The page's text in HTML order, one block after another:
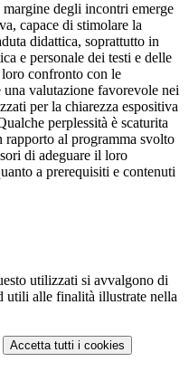
degli incontri emerge
capace di stimolare la
didattica, soprattutto in
e personale dei testi e delle
confronto con le
valutazione favorevole nei
per la chiarezza espositiva
perplessità è scaturita
rapporto al programma svolto
di adeguare il loro
a prerequisiti e contenuti
utilizzati si avvalgono di
utili alle finalità illustrate nella
Accetta tutti i cookies